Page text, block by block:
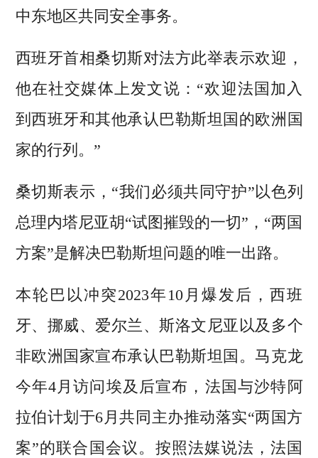
中东地区共同安全事务。
西班牙首相桑切斯对法方此举表示欢迎，
他在社交媒体上发文说：“欢迎法国加入
到西班牙和其他承认巴勒斯坦国的欧洲国
家的行列。”
桑切斯表示，“我们必须共同守护”以色列
总理内塔尼亚胡“试图摧毁的一切”，“两国
方案”是解决巴勒斯坦问题的唯一出路。
本轮巴以冲突2023年10月爆发后，西班
牙、挪威、爱尔兰、斯洛文尼亚以及多个
非欧洲国家宣布承认巴勒斯坦国。马克龙
今年4月访问埃及后宣布，法国与沙特阿
拉伯计划于6月共同主办推动落实“两国方
案”的联合国会议。按照法媒说法，法国